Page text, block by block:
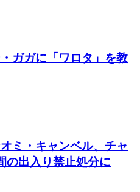
ガガに「ワロタ」を教
ミ・キャンベル、チャ
の出入り禁止処分に